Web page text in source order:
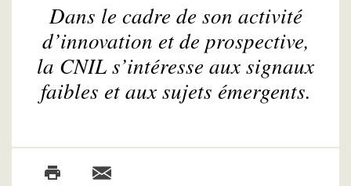
Dans le cadre de son activité
d’innovation et de prospective,
la CNIL s’intéresse aux signaux
faibles et aux sujets émergents.